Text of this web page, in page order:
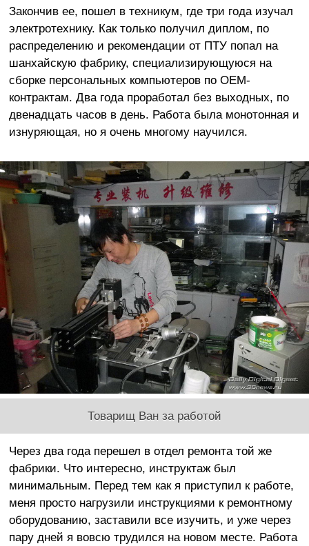
Закончив ее, пошел в техникум, где три года изучал
электротехнику. Как только получил диплом, по
распределению и рекомендации от ПТУ попал на
шанхайскую фабрику, специализирующуюся на
сборке персональных компьютеров по OEM-
контрактам. Два года проработал без выходных, по
двенадцать часов в день. Работа была монотонная и
изнуряющая, но я очень многому научился.
Товарищ Ван за работой
Через два года перешел в отдел ремонта той же
фабрики. Что интересно, инструктаж был
минимальным. Перед тем как я приступил к работе,
меня просто нагрузили инструкциями к ремонтному
оборудованию, заставили все изучить, и уже через
пару дней я вовсю трудился на новом месте. Работа